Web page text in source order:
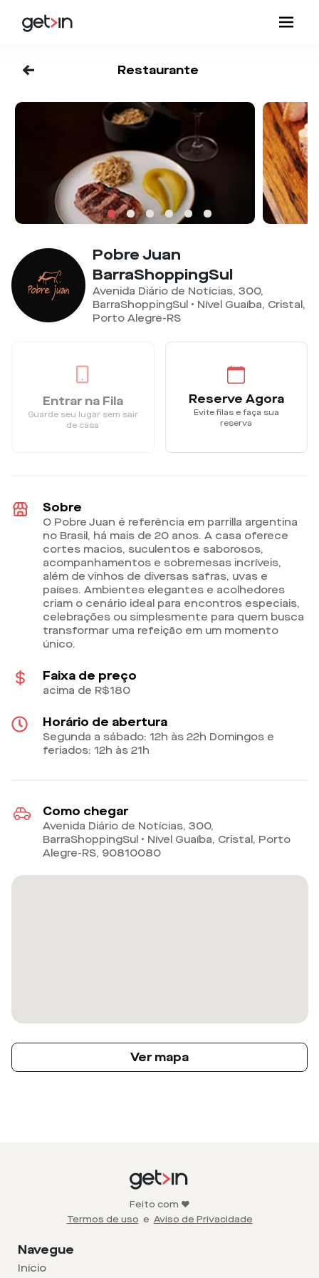
<- Restaurante
Pobre Juan
BarraShoppingSul
Avenida Diário de Notícias, 300,
BarraShoppingSul • Nível Guaíba, Cristal,
Porto Alegre-RS
Entrar na Fila
Guarde seu lugar sem sair
de casa
Reserve Agora
Evite filas e faça sua
reserva
Sobre
O Pobre Juan é referência em parrilla argentina
no Brasil, há mais de 20 anos. A casa oferece
cortes macios, suculentos e saborosos,
acompanhamentos e sobremesas incríveis,
além de vinhos de diversas safras, uvas e
países. Ambientes elegantes e acolhedores
criam o cenário ideal para encontros especiais,
celebrações ou simplesmente para quem busca
transformar uma refeição em um momento
único.
Faixa de preço
acima de R$180
Horário de abertura
Segunda a sábado: 12h às 22h Domingos e
feriados: 12h às 21h
Como chegar
Avenida Diário de Notícias, 300,
BarraShoppingSul • Nível Guaíba, Cristal, Porto
Alegre-RS, 90810080
Ver mapa
Feito com ❤️
Termos de uso e Aviso de Privacidade
Navegue
Início